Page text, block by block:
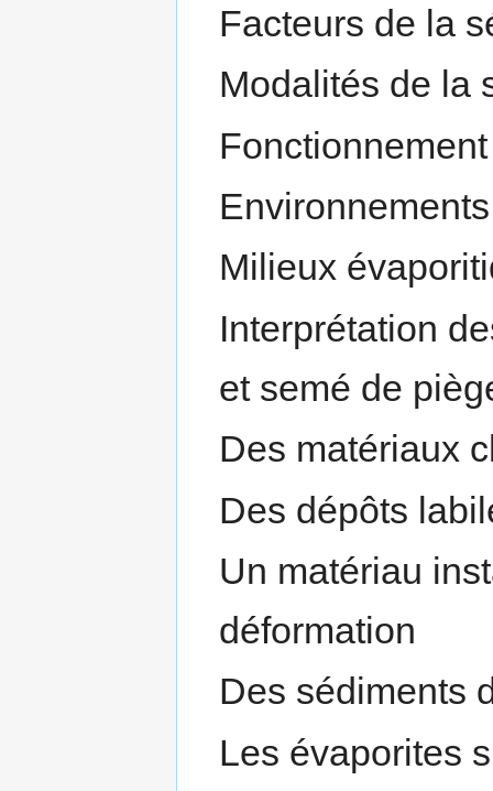
Facteurs de la
Modalités de la
Milieux
Interprétation
et semé de
Des matériaux
Des dépôts
Un matériau
déformation
Des sédiments
Les évaporites